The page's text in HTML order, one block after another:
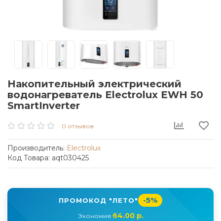
Накопительный электрический
водонагреватель Electrolux EWH 50
SmartInverter
0 отзывов
Производитель: Electrolux
Код Товара: aqt030425
ПРОМОКОД "ЛЕТО" -5%
Экономия 64.00 р.